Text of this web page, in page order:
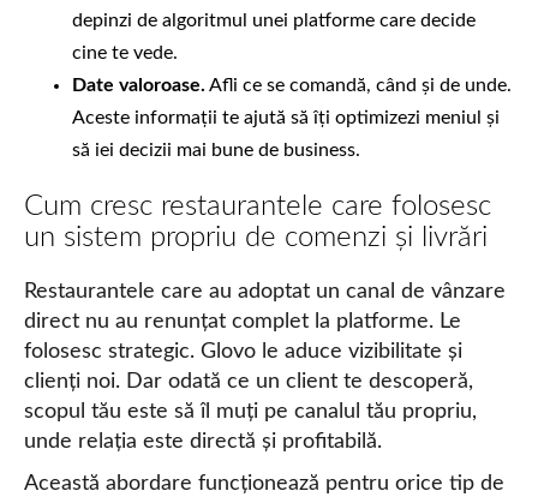
depinzi de algoritmul unei platforme care decide
cine te vede.
Date valoroase. Afli ce se comandă, când și de unde.
Aceste informații te ajută să îți optimizezi meniul și
să iei decizii mai bune de business.
Cum cresc restaurantele care folosesc
un sistem propriu de comenzi și livrări
Restaurantele care au adoptat un canal de vânzare
direct nu au renunțat complet la platforme. Le
folosesc strategic. Glovo le aduce vizibilitate și
clienți noi. Dar odată ce un client te descoperă,
scopul tău este să îl muți pe canalul tău propriu,
unde relația este directă și profitabilă.
Această abordare funcționează pentru orice tip de